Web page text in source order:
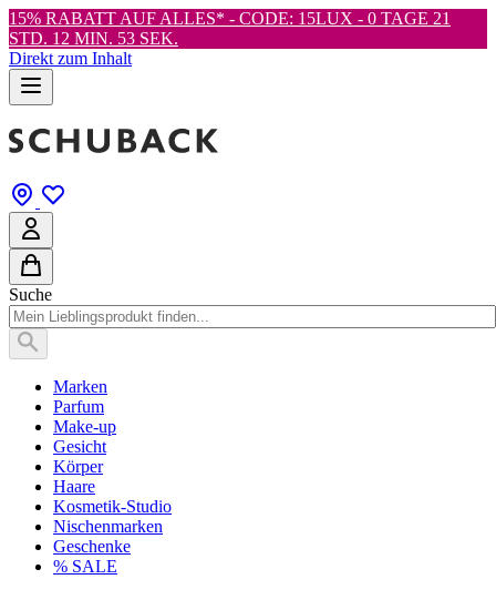
15% RABATT AUF ALLES* - CODE: 15LUX - 0 TAGE 21
STD. 12 MIN. 51 SEK.
Direkt zum Inhalt
Suche
Marken
Parfum
Make-up
Gesicht
Körper
Haare
Kosmetik-Studio
Nischenmarken
Geschenke
% SALE